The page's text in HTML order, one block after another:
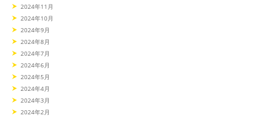
2024年11月
2024年10月
2024年9月
2024年8月
2024年7月
2024年6月
2024年5月
2024年4月
2024年3月
2024年2月